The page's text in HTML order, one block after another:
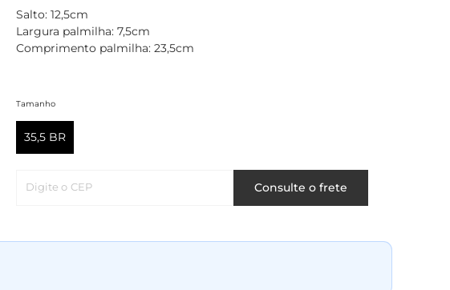
Salto: 12,5cm
Largura palmilha: 7,5cm
Comprimento palmilha: 23,5cm
Tamanho
35,5 BR
Digite o CEP Consulte o frete